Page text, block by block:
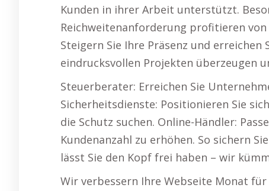
Kunden in ihrer Arbeit unterstützt.
Reichweitenanforderung profitieren
Steigern Sie Ihre Präsenz und
eindrucksvollen Projekten überzeugen
Steuerberater: Erreichen Sie
Sicherheitsdienste: Positionieren Sie
die Schutz suchen. Online-Händler:
Kundenanzahl zu erhöhen. So sichern
lässt Sie den Kopf frei haben – wir
Wir verbessern Ihre Webseite Monat